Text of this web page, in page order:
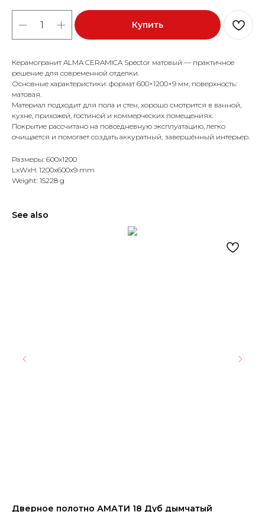
Купить
Керамогранит ALMA CERAMICA Spector матовый — практичное
решение для современной отделки.
Основные характеристики: формат 600×1200×9 мм, поверхность:
матовая.
Материал подходит для пола и стен, хорошо смотрится в ванной,
кухне, прихожей, гостиной и коммерческих помещениях.
Покрытие рассчитано на повседневную эксплуатацию, легко
очищается и помогает создать аккуратный, завершённый интерьер.
Размеры: 600x1200
LxWxH: 1200x600x9 mm
Weight: 15228 g
See also
Дверное полотно АМАТИ 18 Дуб дымчатый